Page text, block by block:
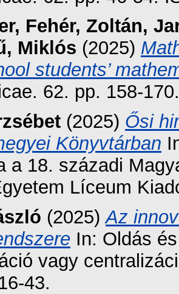
, Fehér, Zoltán,
Miklós (2025)
students’
62. pp. 158-
(2025) Ősi
Könyvtárban
a 18. századi
Líceum
(2025)Az
In: Oldás
vagy
43.